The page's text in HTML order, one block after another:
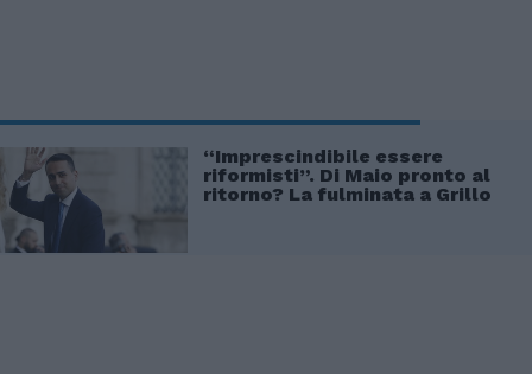
“Imprescindibile essere
riformisti”. Di Maio pronto al
ritorno? La fulminata a Grillo